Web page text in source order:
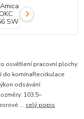
osvětlení pracovní plochy
komínaRecirkulace
odsávání:
103,5–
... celý popis